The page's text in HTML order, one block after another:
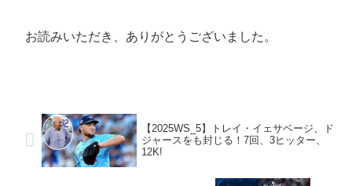
お読みいただき、ありがとうございました。
【2025WS_5】トレイ・イェサベージ、ド
ジャースをも封じる！7回、3ヒッター、
12K!